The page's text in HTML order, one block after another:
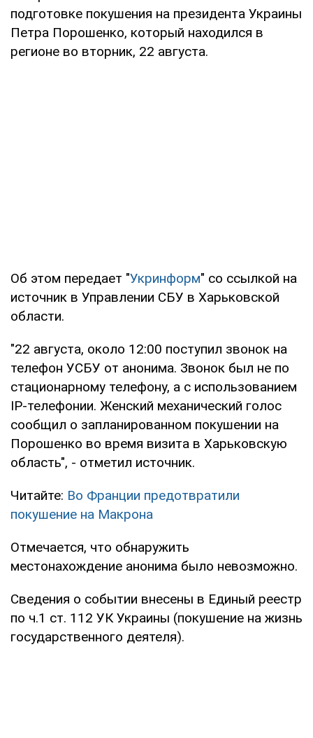
подготовке покушения на президента Украины
Петра Порошенко, который находился в
регионе во вторник, 22 августа.
Об этом передает "Укринформ" со ссылкой на
источник в Управлении СБУ в Харьковской
области.
"22 августа, около 12:00 поступил звонок на
телефон УСБУ от анонима. Звонок был не по
стационарному телефону, а с использованием
IP-телефонии. Женский механический голос
сообщил о запланированном покушении на
Порошенко во время визита в Харьковскую
область", - отметил источник.
Читайте: Во Франции предотвратили
покушение на Макрона
Отмечается, что обнаружить
местонахождение анонима было невозможно.
Сведения о событии внесены в Единый реестр
по ч.1 ст. 112 УК Украины (покушение на жизнь
государственного деятеля).